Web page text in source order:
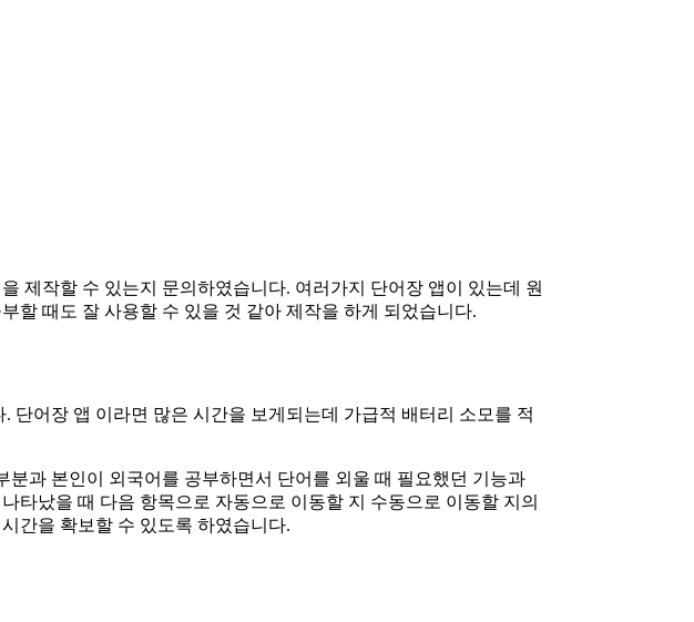
제작할 수 있는지 문의하였습니다. 여러가지 단어장 앱이 있는데 원
할 때도 잘 사용할 수 있을 것 같아 제작을 하게 되었습니다.
어장 앱 이라면 많은 시간을 보게되는데 가급적 배터리 소모를 적
과 본인이 외국어를 공부하면서 단어를 외울 때 필요했던 기능과
타났을 때 다음 항목으로 자동으로 이동할 지 수동으로 이동할 지의
간을 확보할 수 있도록 하였습니다.